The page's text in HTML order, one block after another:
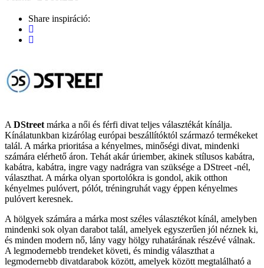
Share inspiráció:
A DStreet márka a női és férfi divat teljes választékát kínálja.
Kínálatunkban kizárólag európai beszállítóktól származó termékeket
talál. A márka prioritása a kényelmes, minőségi divat, mindenki
számára elérhető áron. Tehát akár úriember, akinek stílusos kabátra,
kabátra, kabátra, ingre vagy nadrágra van szüksége a DStreet -nél,
választhat. A márka olyan sportolókra is gondol, akik otthon
kényelmes pulóvert, pólót, tréningruhát vagy éppen kényelmes
pulóvert keresnek.
A hölgyek számára a márka most széles választékot kínál, amelyben
mindenki sok olyan darabot talál, amelyek egyszerűen jól néznek ki,
és minden modern nő, lány vagy hölgy ruhatárának részévé válnak.
A legmodernebb trendeket követi, és mindig választhat a
legmodernebb divatdarabok között, amelyek között megtalálható a